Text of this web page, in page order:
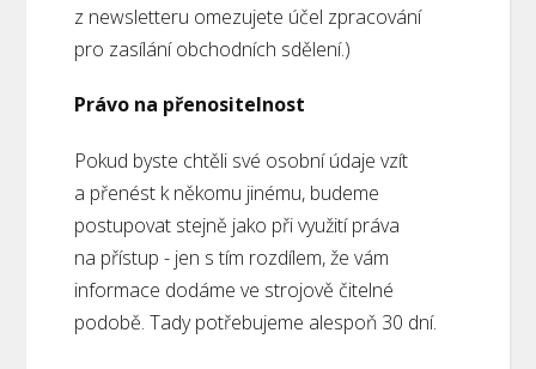
z newsletteru omezujete účel zpracování
pro zasílání obchodních sdělení.)
Právo na přenositelnost
Pokud byste chtěli své osobní údaje vzít
a přenést k někomu jinému, budeme
postupovat stejně jako při využití práva
na přístup - jen s tím rozdílem, že vám
informace dodáme ve strojově čitelné
podobě. Tady potřebujeme alespoň 30 dní.